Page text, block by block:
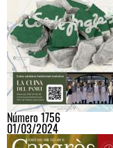
Número 1756
01/03/2024